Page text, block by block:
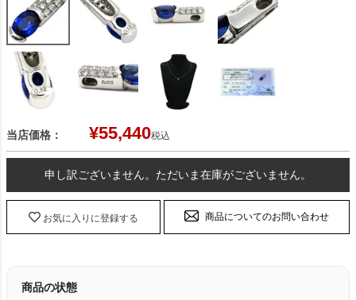
当店価格： ¥55,440税込
申し訳ございません。ただいま在庫がございません。
お気に入りに登録する 商品についてのお問い合わせ
商品の状態